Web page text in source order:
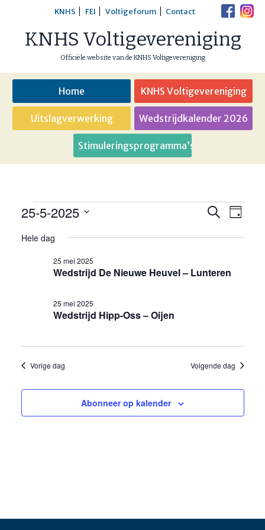
content
KNHS FEI Voltigeforum Contact
KNHS Voltigevereniging
Officiële website van de KNHS Voltigevereniging
Home KNHS Voltigevereniging
Uitslagverwerking Wedstrijdkalender 2026
Stimuleringsprogramma’s
Evenementen
in
mei
Zoeken
Zoeken
Dag
25-5-2025
een
Hele dag
Wedstrijd De Nieuwe Heuvel – Lunteren
25 mei 2025
Wedstrijd Hipp-Oss – Oijen
25 mei 2025
Vorige dag Volgende dag
Abonneer op kalender